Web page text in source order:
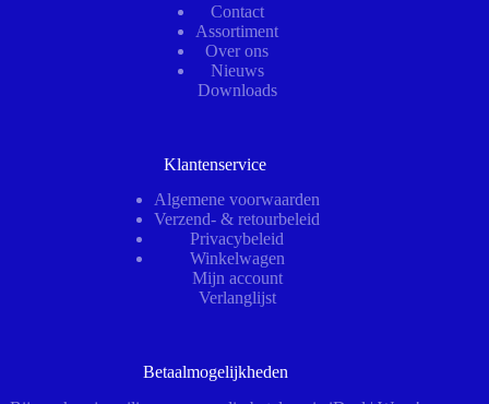
Contact
Assortiment
Over ons
Nieuws
Downloads
Klantenservice
Algemene voorwaarden
Verzend- & retourbeleid
Privacybeleid
Winkelwagen
Mijn account
Verlanglijst
Betaalmogelijkheden